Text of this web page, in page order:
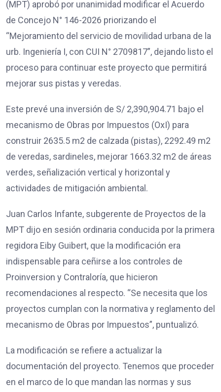
(MPT) aprobó por unanimidad modificar el Acuerdo
de Concejo N° 146-2026 priorizando el
“Mejoramiento del servicio de movilidad urbana de la
urb. Ingeniería I, con CUI N° 2709817”, dejando listo el
proceso para continuar este proyecto que permitirá
mejorar sus pistas y veredas.
Este prevé una inversión de S/ 2,390,904.71 bajo el
mecanismo de Obras por Impuestos (OxI) para
construir 2635.5 m2 de calzada (pistas), 2292.49 m2
de veredas, sardineles, mejorar 1663.32 m2 de áreas
verdes, señalización vertical y horizontal y
actividades de mitigación ambiental.
Juan Carlos Infante, subgerente de Proyectos de la
MPT dijo en sesión ordinaria conducida por la primera
regidora Eiby Guibert, que la modificación era
indispensable para ceñirse a los controles de
Proinversion y Contraloría, que hicieron
recomendaciones al respecto. “Se necesita que los
proyectos cumplan con la normativa y reglamento del
mecanismo de Obras por Impuestos”, puntualizó.
La modificación se refiere a actualizar la
documentación del proyecto. Tenemos que proceder
en el marco de lo que mandan las normas y sus